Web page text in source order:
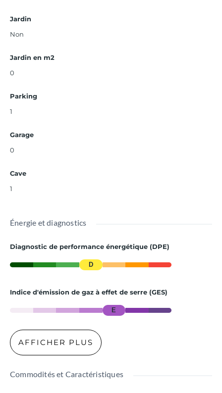
Jardin
Non
Jardin en m2
0
Parking
1
Garage
0
Cave
1
Énergie et diagnostics
Diagnostic de performance énergétique (DPE)
D
Indice d'émission de gaz à effet de serre (GES)
E
AFFICHER PLUS
Commodités et Caractéristiques